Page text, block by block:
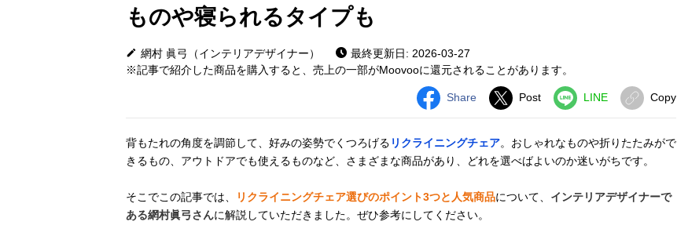
ものや寝られるタイプも
網村 眞弓（インテリアデザイナー）
最終更新日: 2026-03-27
※記事で紹介した商品を購入すると、売上の一部がMoovooに還元されることがあります。
Share Post LINE Copy
背もたれの角度を調節して、好みの姿勢でくつろげる リクライニングチェア。おしゃれなものや折りたたみがで
きるもの、アウトドアでも使えるものなど、さまざまな商品があり、どれを選べばよいのか迷いがちです。
そこでこの記事では、 リクライニングチェア選びのポイント3つと人気商品について、 インテリアデザイナーで
ある網村眞弓さんに解説していただきました。ぜひ参考にしてください。